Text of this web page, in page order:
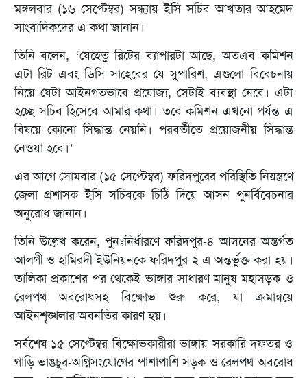
মঙ্গলবার (১৬ সেপ্টেম্বর) সন্ধ্যায় ইসি সচিব আখতার আহমেদ
সাংবাদিকদের এ কথা জানান।
তিনি বলেন, ‘যেহেতু রিটের ব্যাপারটা আছে, অতএব কমিশন
এটা রিট এবং ডিসি সাহেবের যে সুপারিশ, এগুলো বিবেচনায়
নিয়ে যেটা আইনগতভাবে প্রযোজ্য, সেটাই ব্যবস্থা নেবে। এটা
হচ্ছে সচিব হিসেবে আমার কথা। তবে কমিশন এখনো পর্যন্ত এ
বিষয়ে কোনো সিদ্ধান্ত নেয়নি। পরবর্তীতে প্রয়োজনীয় সিদ্ধান্ত
নেওয়া হবে।’
এর আগে সোমবার (১৫ সেপ্টেম্বর) ফরিদপুরের পরিস্থিতি নিয়ন্ত্রণে
জেলা প্রশাসক ইসি সচিবকে চিঠি দিয়ে আসন পুনর্বিবেচনার
অনুরোধ জানান।
তিনি উল্লেখ করেন, পুনঃনির্ধারণে ফরিদপুর-৪ আসনের অন্তর্গত
আলগী ও হামিরদী ইউনিয়নকে ফরিদপুর-২ এ অন্তর্ভুক্ত করা হয়।
তালিকা প্রকাশের পর থেকেই ভাঙ্গার সাধারণ মানুষ মহাসড়ক ও
রেলপথ অবরোধসহ বিক্ষোভ শুরু করে, যা ক্রমান্বয়ে
আইনশৃঙ্খলার অবনতির কারণ হয়।
সর্বশেষ ১৫ সেপ্টেম্বর বিক্ষোভকারীরা ভাঙ্গায় সরকারি দফতর ও
গাড়ি ভাঙচুর-অগ্নিসংযোগের পাশাপাশি সড়ক ও রেলপথ অবরোধ